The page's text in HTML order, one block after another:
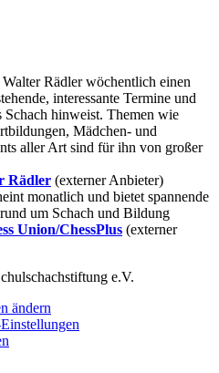
Rädler wöchentlich einen
interessante Termine und
Schach hinweist. Themen wie
Mädchen- und
aller Art sind für ihn von großer
Rädler (externer Anbieter)
monatlich und bietet spannende
um Schach und Bildung
Union/ChessPlus (externer
e.V.
ändern